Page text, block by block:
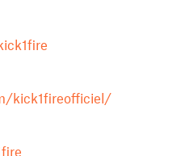
kick1fireofficiel/